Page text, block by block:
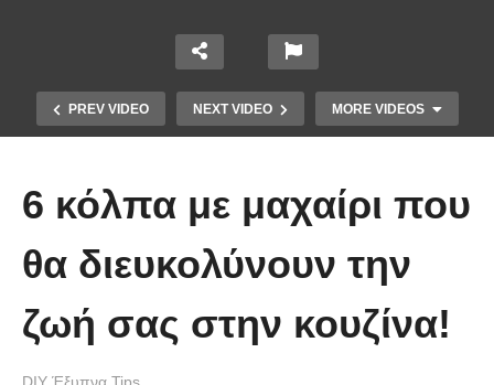
PREV VIDEO NEXT VIDEO MORE VIDEOS
6 κόλπα με μαχαίρι που
θα διευκολύνουν την
ζωή σας στην κουζίνα!